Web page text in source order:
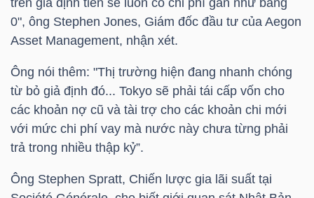
0", ông Stephen Jones, Giám đốc đầu tư của Aegon
Asset Management, nhận xét.
Ông nói thêm: "Thị trường hiện đang nhanh chóng
từ bỏ giả định đó... Tokyo sẽ phải tái cấp vốn cho
các khoản nợ cũ và tài trợ cho các khoản chi mới
với mức chi phí vay mà nước này chưa từng phải
trả trong nhiều thập kỷ”.
Ông Stephen Spratt, Chiến lược gia lãi suất tại
XUẤT
Ngành
(-)
VS-